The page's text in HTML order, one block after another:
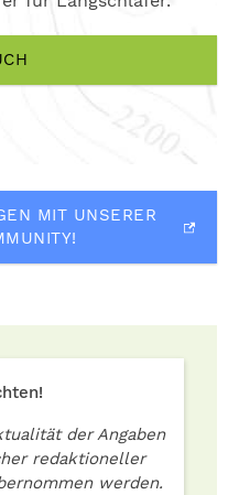
MIT UNSERER
der Angaben
redaktioneller
werden.